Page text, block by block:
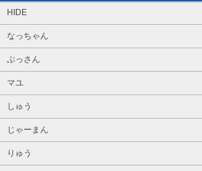
HIDE
なっちゃん
ぶっさん
マユ
しゅう
じゃーまん
りゅう